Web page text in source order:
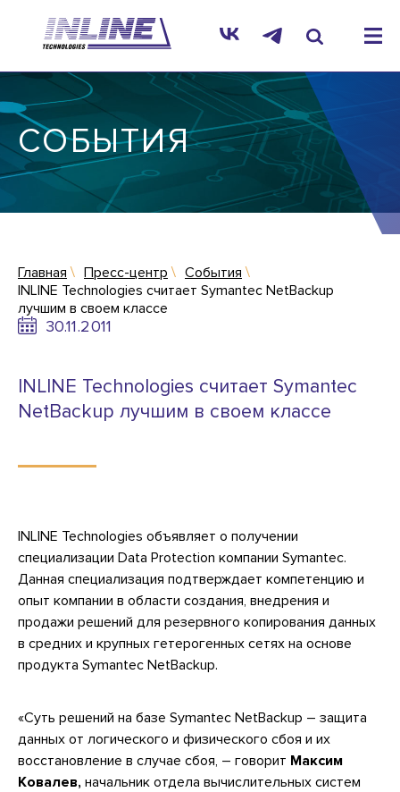
СОБЫТИЯ
Главная Пресс-центр
События
INLINE Technologies считает Symantec NetBackup
лучшим в своем классе
30.11.2011
INLINE Technologies считает Symantec
NetBackup лучшим в своем классе
INLINE Technologies объявляет о получении
специализации Data Protection компании Symantec.
Данная специализация подтверждает компетенцию и
опыт компании в области создания, внедрения и
продажи решений для резервного копирования данных
в средних и крупных гетерогенных сетях на основе
продукта Symantec NetBackup.
«Суть решений на базе Symantec NetBackup – защита
данных от логического и физического сбоя и их
восстановление в случае сбоя, – говорит Максим
Ковалев, начальник отдела вычислительных систем